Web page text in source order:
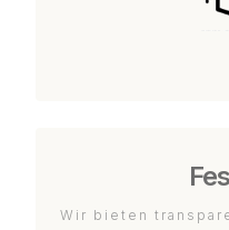
Wir bieten